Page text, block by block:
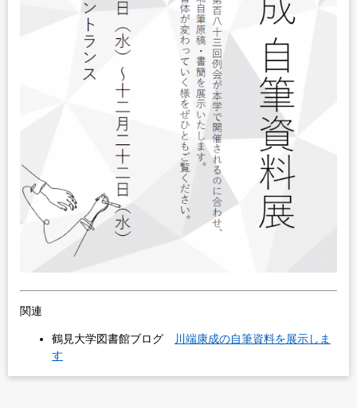
関連
鶴見大学図書館ブログ
川端康成の自筆資料を展示しま
す